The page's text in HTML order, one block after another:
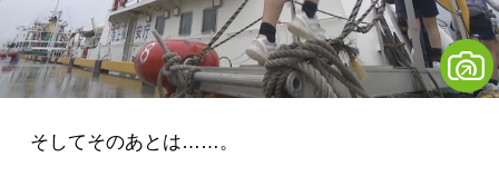
そしてそのあとは……。